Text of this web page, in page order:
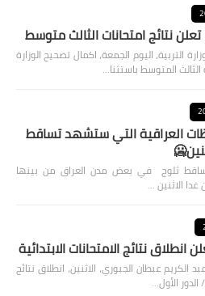
تعلن نتائج امتحانات الثالث متوسط
اليوم الجمعة، اكمال تصحيح الوزارة
الثالث المتوسط باستثنا…
العراقية التي ستشهد تساقط
ثلوج في بعض مدن العراق من بينها
انطلاق نتائج الامتحانات الابتدائية
الكريم عبطان الجبوري، الاثنين، انطلاق نتائج
الدور الأول…